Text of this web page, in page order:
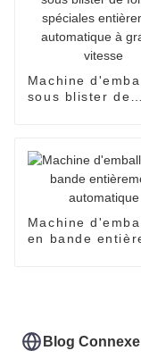
Machine
sous blister de
automatique à
vitesse
Machine
en bande
Blog Connexe